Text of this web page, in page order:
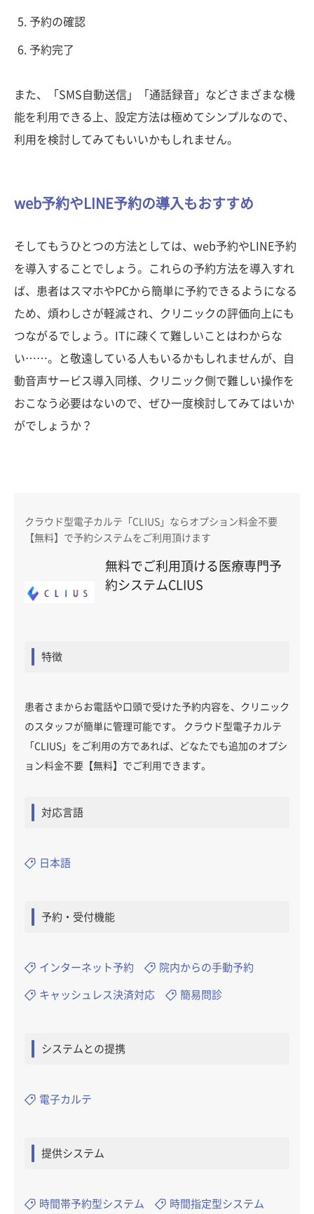
予約の確認
予約完了
また、「SMS自動送信」「通話録音」などさまざまな機
能を利用できる上、設定方法は極めてシンプルなので、
利用を検討してみてもいいかもしれません。
web予約やLINE予約の導入もおすすめ
そしてもうひとつの方法としては、web予約やLINE予約
を導入することでしょう。これらの予約方法を導入すれ
ば、患者はスマホやPCから簡単に予約できるようになる
ため、煩わしさが軽減され、クリニックの評価向上にも
つながるでしょう。ITに疎くて難しいことはわからな
い……。と敬遠している人もいるかもしれませんが、自
動音声サービス導入同様、クリニック側で難しい操作を
おこなう必要はないので、ぜひ一度検討してみてはいか
がでしょうか？
クラウド型電子カルテ「CLIUS」ならオプション料金不要
【無料】で予約システムをご利用頂けます
無料でご利用頂ける医療専門予
約システムCLIUS
特徴
患者さまからお電話や口頭で受けた予約内容を、クリニック
のスタッフが簡単に管理可能です。 クラウド型電子カルテ
「CLIUS」をご利用の方であれば、どなたでも追加のオプシ
ョン料金不要【無料】でご利用できます。
対応言語
日本語
予約・受付機能
インターネット予約 院内からの手動予約
キャッシュレス決済対応 簡易問診
システムとの提携
電子カルテ
提供システム
時間帯予約型システム 時間指定型システム